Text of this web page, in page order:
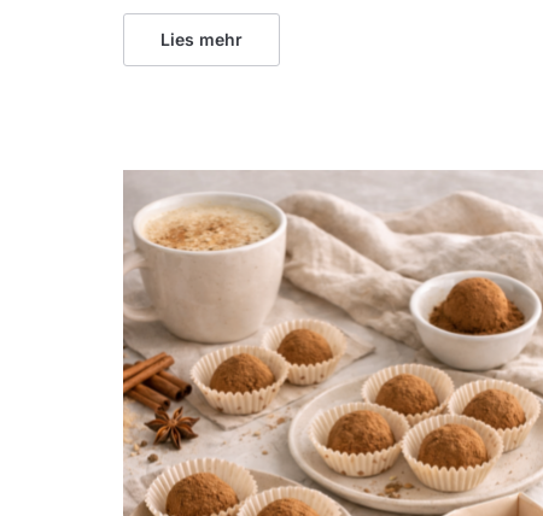
Lies mehr